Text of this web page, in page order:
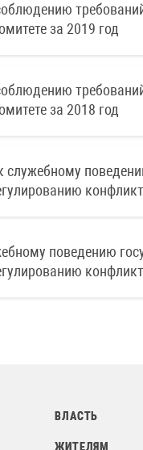
за 2019 год
за 2018 год
поведению
ВЛАСТЬ
ЖИТЕЛЯМ